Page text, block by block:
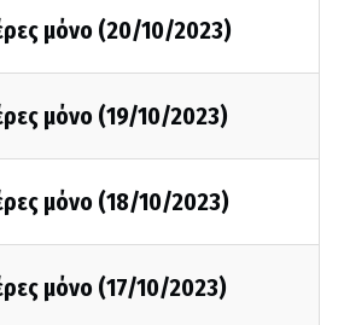
μόνο (20/10/2023)
μόνο (19/10/2023)
μόνο (18/10/2023)
μόνο (17/10/2023)